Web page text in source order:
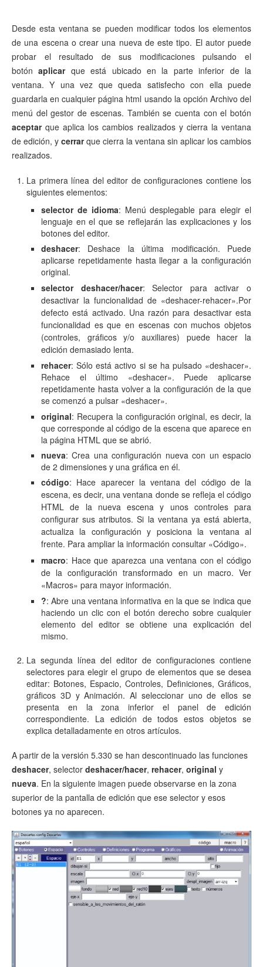
Desde esta ventana se pueden modificar todos los elementos
de una escena o crear una nueva de este tipo. El autor puede
probar el resultado de sus modificaciones pulsando el
botónaplicar que está ubicado en la parte inferior de la
ventana. Y una vez que queda satisfecho con ella puede
guardarla en cualquier página html usando la opción Archivo del
menú del gestor de escenas. También se cuenta con el botón
aceptarque aplica los cambios realizados y cierra la ventana
de edición, y cerrarque cierra la ventana sin aplicar los cambios
realizados.
La primera línea del editor de configuraciones contiene los
siguientes elementos:
selector de idioma: Menú desplegable para elegir el
lenguaje en el que se reflejarán las explicaciones y los
botones del editor.
deshacer:
Deshace la última modificación. Puede
aplicarse repetidamente hasta llegar a la configuración
original.
selector deshacer/hacer:Selector para activar o
desactivar la funcionalidad de «deshacer-rehacer».Por
defecto está activado. Una razón para desactivar esta
funcionalidad es que en escenas con muchos objetos
(controles, gráficos y/o auxiliares) puede hacer la
edición demasiado lenta.
rehacer: Sólo está activo si se ha pulsado «deshacer».
Rehace el último «deshacer». Puede aplicarse
repetidamente hasta volver a la configuración de la que
se comenzó a pulsar «deshacer».
original: Recupera la configuración original, es decir, la
que corresponde al código de la escena que aparece en
la página HTML que se abrió.
nueva: Crea una configuración nueva con un espacio
de 2 dimensiones y una gráfica en él.
código: Hace aparecer la ventana del código de la
escena, es decir, una ventana donde se refleja el código
HTML de la nueva escena y unos controles para
configurar sus atributos. Si la ventana ya está abierta,
actualiza la configuración y posiciona la ventana al
frente. Para ampliar la información consultar «Código».
macro: Hace que aparezca una ventana con el código
de la configuración transformado en un macro. Ver
«Macros» para mayor información.
?: Abre una ventana informativa en la que se indica que
haciendo un clic con el botón derecho sobre cualquier
elemento del editor se obtiene una explicación del
mismo.
La segunda línea del editor de configuraciones contiene
selectores para elegir el grupo de elementos que se desea
editar: Botones, Espacio, Controles, Definiciones, Gráficos,
gráficos 3D y Animación. Al seleccionar uno de ellos se
presenta en la zona inferior el panel de edición
correspondiente. La edición de todos estos objetos se
explica detalladamente en otros artículos.
A partir de la versión 5.330 se han descontinuado las funciones
deshacer, selector deshacer/hacer, rehacer, original y
nueva. En la siguiente imagen puede observarse en la zona
superior de la pantalla de edición que ese selector y esos
botones ya no aparecen.